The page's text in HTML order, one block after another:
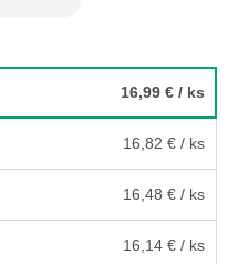
16,99 € / ks
16,82 € / ks
16,48 € / ks
16,14 € / ks